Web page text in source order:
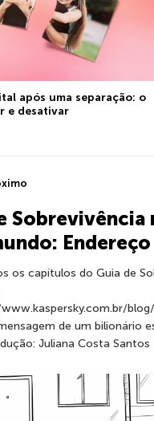
após uma separação: o
e desativar
Sobrevivência
os capítulos do Guia de
de um bilionário
Juliana Costa Santos